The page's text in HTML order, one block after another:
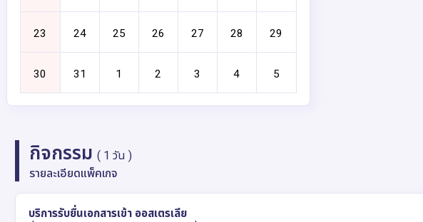
กิจกรรม( 1 วัน )
รายละเอียดแพ็คเกจ
บริการรับยื่นเอกสารเข้า ออสเตรเลีย